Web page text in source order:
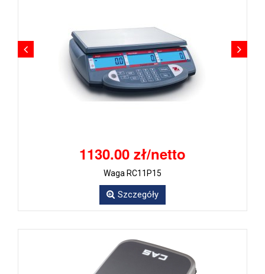
1130.00 zł/netto
Waga RC11P15
Szczegóły